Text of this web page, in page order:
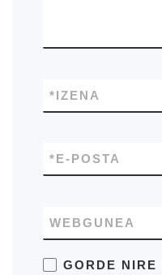
IZENA
*
E-POSTA
*
WEBGUNEA
GORDE